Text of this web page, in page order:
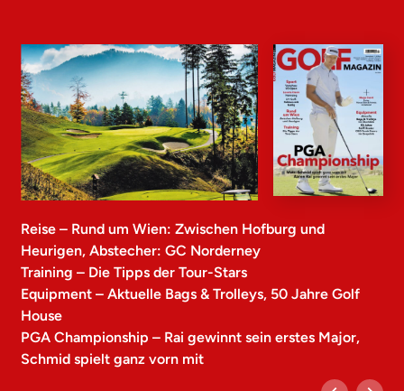
Reise – Rund um Wien: Zwischen Hofburg und
Heurigen, Abstecher: GC Norderney
Training – Die Tipps der Tour-Stars
Equipment – Aktuelle Bags & Trolleys, 50 Jahre Golf
House
PGA Championship – Rai gewinnt sein erstes Major,
Schmid spielt ganz vorn mit